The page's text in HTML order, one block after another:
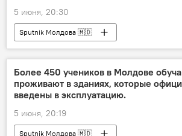
5 июня, 20:30
Sputnik Молдова 🇲🇩
Более 450 учеников в Молдове
проживают в зданиях, которые
введены в эксплуатацию.
5 июня, 20:19
Sputnik Молдова 🇲🇩